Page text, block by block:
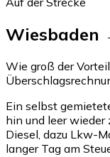
Wiesbaden
Wie groß der
Ein selbst
hin und leer wieder
Diesel, dazu Lkw-
langer Tag am